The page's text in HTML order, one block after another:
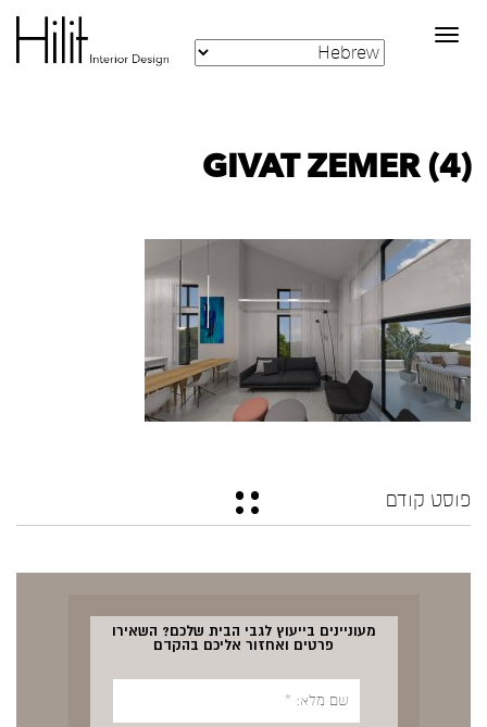
Toggle
navigation
GIVAT ZEMER (4)
פוסט קודם
מעוניינים בייעוץ לגבי הבית שלכם? השאירו
פרטים ואחזור אליכם בהקדם